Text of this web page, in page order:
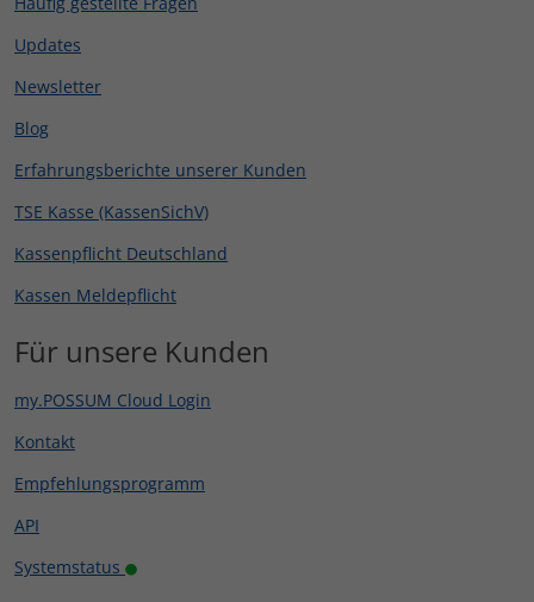
Updates
Newsletter
Blog
Erfahrungsberichte unserer Kunden
TSE Kasse (KassenSichV)
Kassenpflicht Deutschland
Kassen Meldepflicht
Für unsere Kunden
my.POSSUM Cloud Login
Kontakt
Empfehlungsprogramm
API
Systemstatus